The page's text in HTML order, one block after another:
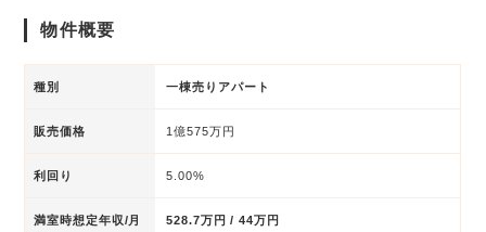
物件概要
種別 一棟売りアパート
販売価格 1億575万円
利回り 5.00%
満室時想定年収/月
528.7万円 / 44万円